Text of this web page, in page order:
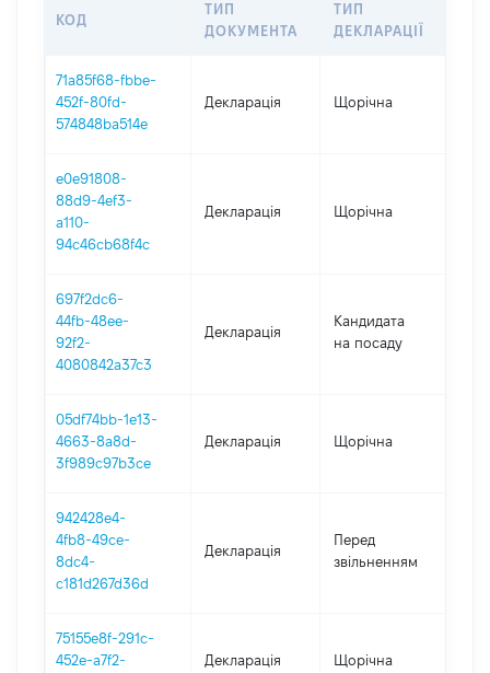
КОД
ТИП
ДОКУМЕНТА
ТИП
ДЕКЛАРАЦІЇ
71a85f68-fbbe-
452f-80fd-
574848ba514e
Декларація Щорічна
e0e91808-
88d9-4ef3-
a110-
94c46cb68f4c
Декларація Щорічна
697f2dc6-
44fb-48ee-
92f2-
4080842a37c3
Декларація
Кандидата
на посаду
05df74bb-1e13-
4663-8a8d-
3f989c97b3ce
Декларація Щорічна
942428e4-
4fb8-49ce-
8dc4-
c181d267d36d
Декларація
Перед
звільненням
75155e8f-291c-
452e-a7f2-
Декларація Щорічна